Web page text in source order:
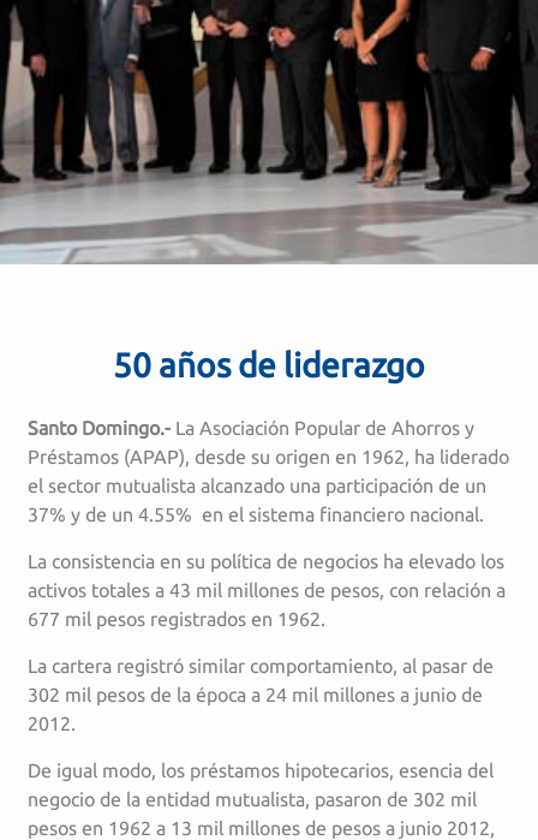
50 años de liderazgo
Santo Domingo.- La Asociación Popular de Ahorros y
Préstamos (APAP), desde su origen en 1962, ha liderado
el sector mutualista alcanzado una participación de un
37% y de un 4.55% en el sistema financiero nacional.
La consistencia en su política de negocios ha elevado los
activos totales a 43 mil millones de pesos, con relación a
677 mil pesos registrados en 1962.
La cartera registró similar comportamiento, al pasar de
302 mil pesos de la época a 24 mil millones a junio de
2012.
De igual modo, los préstamos hipotecarios, esencia del
negocio de la entidad mutualista, pasaron de 302 mil
pesos en 1962 a 13 mil millones de pesos a junio 2012,